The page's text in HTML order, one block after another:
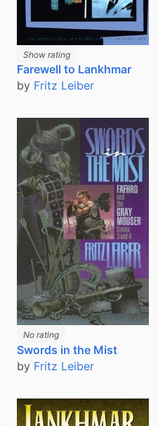
Show rating
Farewell to Lankhmar
by Fritz Leiber
No rating
Swords in the Mist
by Fritz Leiber